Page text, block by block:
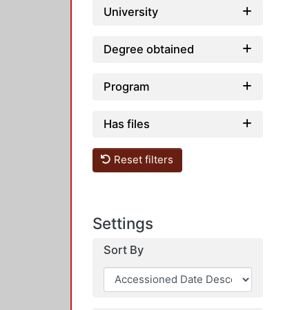
University
Degree obtained
Program
Has files
Reset filters
Settings
Sort By